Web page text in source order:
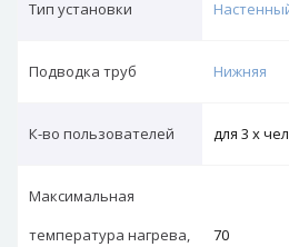
Тип установки
Подводка труб Нижняя
К-во пользователей для 3 х
Максимальная
температура нагрева,
70